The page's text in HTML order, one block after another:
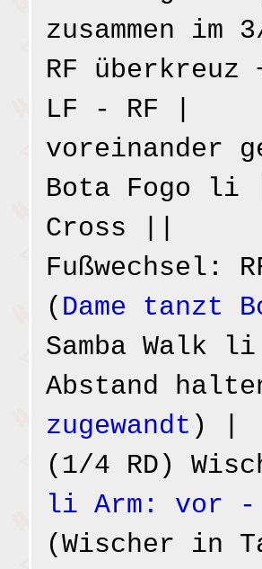
zusammen
RF
LF - RF |
voreinander
Bota Fogo li
Cross ||
Fußwechsel:
( Dame tanzt
Samba Walk
Abstand
zugewandt ) |
(1/4 RD)
li Arm: vor -
(Wischer in